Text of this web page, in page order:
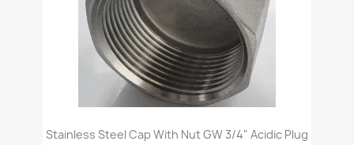
Stainless Steel Cap With Nut GW 3/4" Acidic Plug